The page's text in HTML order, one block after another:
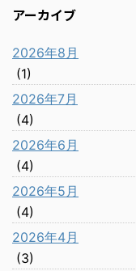
アーカイブ
2026年8月
(1)
2026年7月
(4)
2026年6月
(4)
2026年5月
(4)
2026年4月
(3)